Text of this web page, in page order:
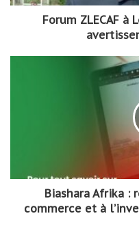
Forum ZLECAF à
Biashara Afrika :
commerce et à